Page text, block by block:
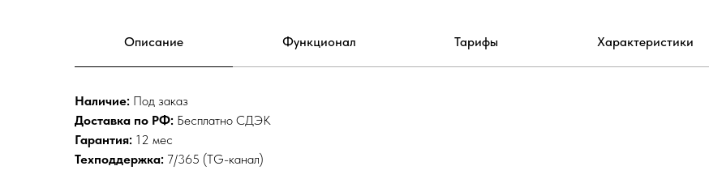
Описание Функционал Тарифы Характеристики
Наличие: Под заказ
Доставка по РФ: Бесплатно СДЭК
Гарантия: 12 мес
Техподдержка: 7/365 (TG-канал)